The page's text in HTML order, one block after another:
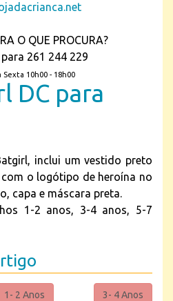
O QUE PROCURA?
261 244 229
Sexta 10h00 - 18h00
DC para
inclui um vestido preto
o logótipo de heroína no
capa e máscara preta.
1-2 anos, 3-4 anos, 5-7
1- 2 Anos 3- 4 Anos